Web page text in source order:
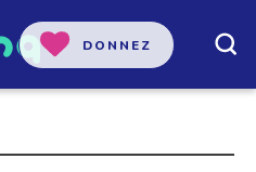
DONNEZ